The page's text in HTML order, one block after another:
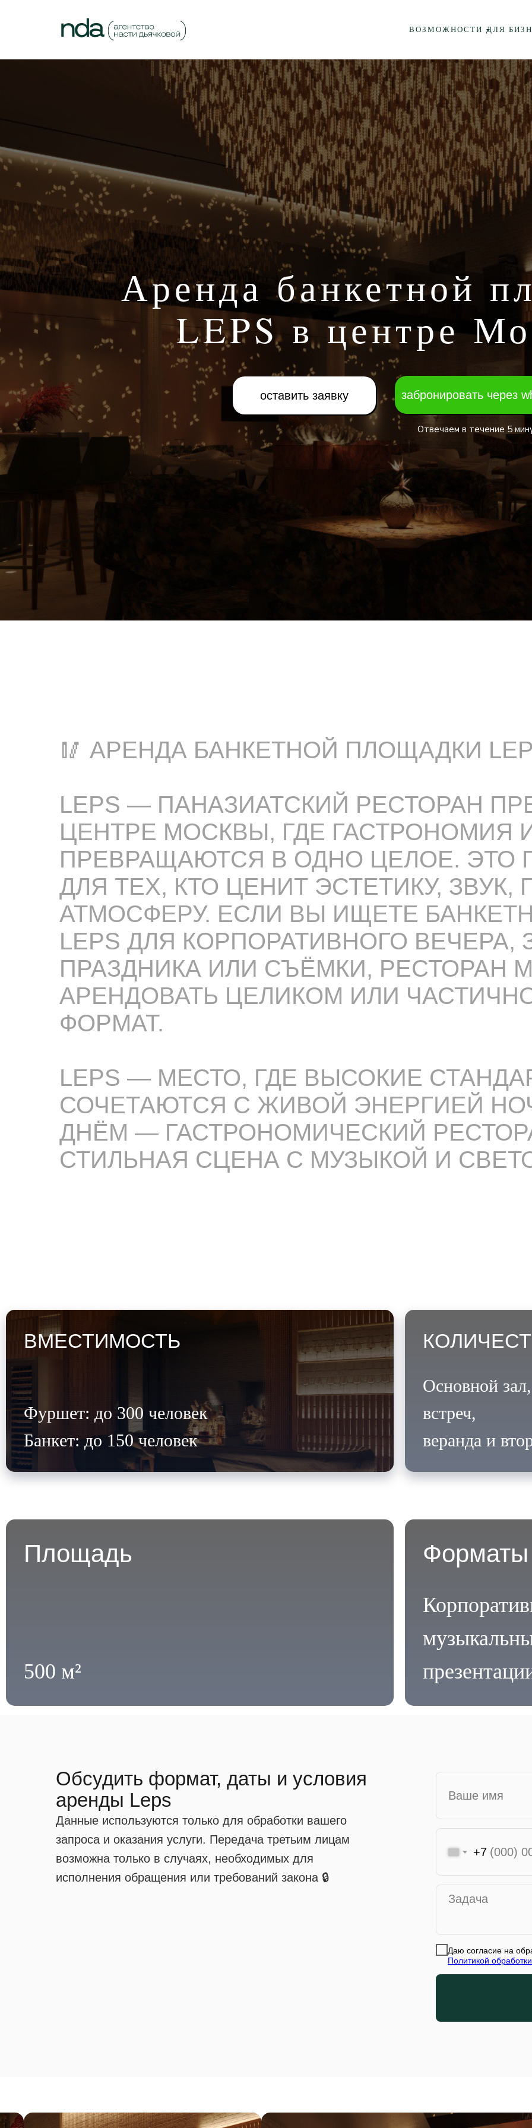
ВОЗМОЖНОСТИ ДЛЯ
Аренда банкетной
LEPS в центре
забронировать через
оставить заявку
Отвечаем в течение 5
🥢 АРЕНДА БАНКЕТНОЙ ПЛОЩАДКИ
LEPS — ПАНАЗИАТСКИЙ РЕСТОРАН
ЦЕНТРЕ МОСКВЫ, ГДЕ ГАСТРОНОМИЯ
ПРЕВРАЩАЮТСЯ В ОДНО ЦЕЛОЕ. ЭТО
ДЛЯ ТЕХ, КТО ЦЕНИТ ЭСТЕТИКУ, ЗВУК,
АТМОСФЕРУ. ЕСЛИ ВЫ ИЩЕТЕ
LEPS ДЛЯ КОРПОРАТИВНОГО ВЕЧЕРА,
ПРАЗДНИКА ИЛИ СЪЁМКИ, РЕСТОРАН
АРЕНДОВАТЬ ЦЕЛИКОМ ИЛИ
ФОРМАТ.
LEPS — МЕСТО, ГДЕ ВЫСОКИЕ
СОЧЕТАЮТСЯ С ЖИВОЙ ЭНЕРГИЕЙ
ДНЁМ — ГАСТРОНОМИЧЕСКИЙ
СТИЛЬНАЯ СЦЕНА С МУЗЫКОЙ И
ВМЕСТИМОСТЬ
Фуршет: до 300 человек
Банкет: до 150 человек
Основной
встреч,
веранда и
Площадь
500 м²
Форматы
+7
Даю согласие на
Политикой
Обсудить формат, даты и условия
аренды Leps
Данные используются только для обработки вашего
запроса и оказания услуги. Передача третьим лицам
возможна только в случаях, необходимых для
исполнения обращения или требований закона 🔒